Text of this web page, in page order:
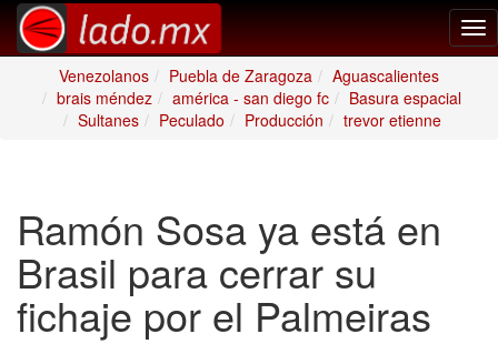
Venezolanos
Puebla de Zaragoza
Aguascalientes
brais méndez
américa - san diego fc
Basura espacial
Sultanes
Peculado Producción trevor etienne
Ramón Sosa ya está en
Brasil para cerrar su
fichaje por el Palmeiras